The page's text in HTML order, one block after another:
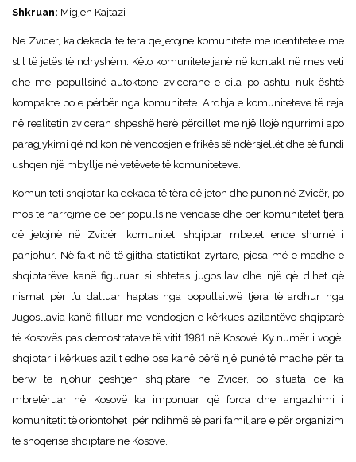
Shkruan: Migjen Kajtazi
Në Zvicër, ka dekada të tëra që jetojnë komunitete me identitete e me
stil të jetës të ndryshëm. Këto komunitete janë në kontakt në mes veti
dhe me popullsinë autoktone zvicerane e cila po ashtu nuk është
kompakte po e përbër nga komunitete. Ardhja e komuniteteve të reja
në realitetin zviceran shpeshë herë përcillet me një llojë ngurrimi apo
paragjykimi që ndikon në vendosjen e frikës së ndërsjellët dhe së fundi
ushqen një mbyllje në vetëvete të komuniteteve.
Komuniteti shqiptar ka dekada të tëra që jeton dhe punon në Zvicër, po
mos të harrojmë që për popullsinë vendase dhe për komunitetet tjera
që jetojnë në Zvicër, komuniteti shqiptar mbetet ende shumë i
panjohur. Në fakt në të gjitha statistikat zyrtare, pjesa më e madhe e
shqiptarëve kanë figuruar si shtetas jugosllav dhe një që dihet që
nismat për t’u dalluar haptas nga popullsitwë tjera të ardhur nga
Jugosllavia kanë filluar me vendosjen e kërkues azilantëve shqiptarë
të Kosovës pas demostratave të vitit 1981 në Kosovë. Ky numër i vogël
shqiptar i kërkues azilit edhe pse kanë bërë një punë të madhe për ta
bërw të njohur çështjen shqiptare në Zvicër, po situata që ka
mbretëruar në Kosovë ka imponuar që forca dhe angazhimi i
komunitetit të oriontohet për ndihmë së pari familjare e për organizim
të shoqërisë shqiptare në Kosovë.